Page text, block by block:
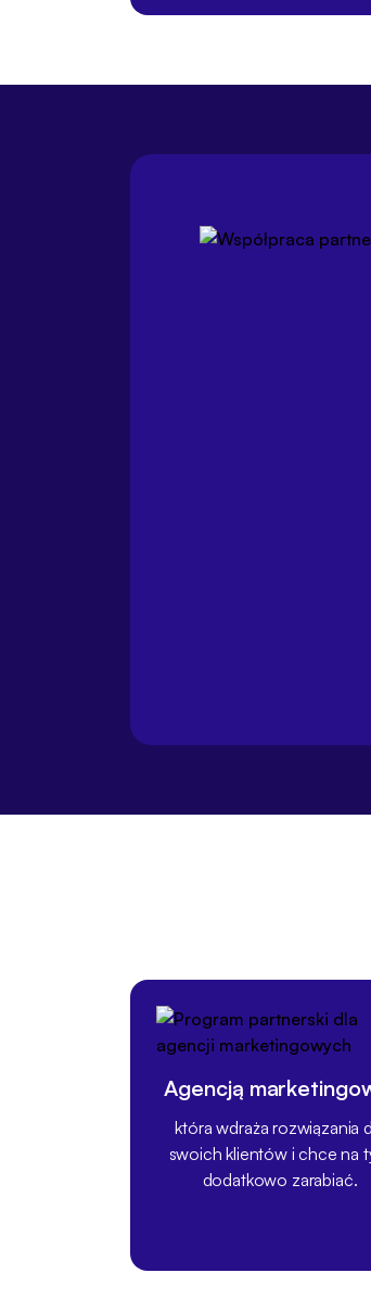
Agencją
która wdraża rozwiązania
swoich klientów i chce na
dodatkowo zarabiać.